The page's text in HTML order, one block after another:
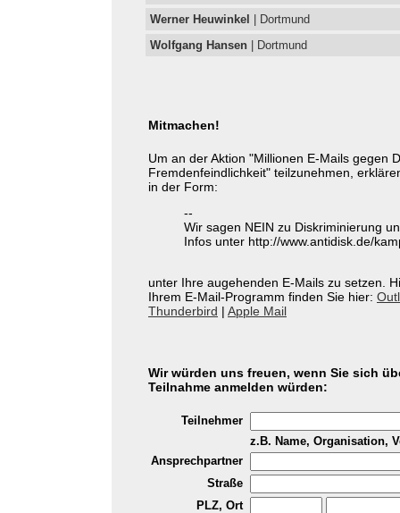
Werner Heuwinkel
| Dortmund
Wolfgang Hansen | Dortmund
Mitmachen!
Um an der Aktion "Millionen E-Mails gegen
Fremdenfeindlichkeit" teilzunehmen,
in der Form:
--
Wir sagen NEIN zu Diskriminierung
Infos unter http://www.antidisk.de/
unter Ihre augehenden E-Mails zu setzen.
Ihrem E-Mail-Programm finden Sie hier:
Thunderbird
Apple Mail
Wir würden uns freuen, wenn Sie sich
Teilnahme anmelden würden:
Teilnehmer
z.B. Name, Organisation,
Ansprechpartner
Straße
PLZ, Ort